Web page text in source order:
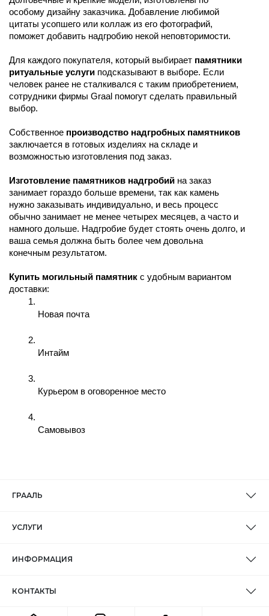
особому дизайну заказчика. Добавление любимой
цитаты усопшего или коллаж из его фотографий,
поможет добавить надгробию некой неповторимости.
Для каждого покупателя, который выбирает памятники
ритуальные услуги подсказывают в выборе. Если
человек ранее не сталкивался с таким приобретением,
сотрудники фирмы Graal помогут сделать правильный
выбор.
Собственное
заключается в готовых изделиях на складе и
возможностью изготовления под заказ.
Изготовление памятников надгробий на заказ
занимает гораздо больше времени, так как камень
нужно заказывать индивидуально, и весь процесс
обычно занимает не менее четырех месяцев, а часто и
намного дольше. Надгробие будет стоять очень долго, и
ваша семья должна быть более чем довольна
конечным результатом.
Купить могильный памятник с удобным вариантом
доставки:
Новая почта
Интайм
Курьером в оговоренное место
Самовывоз
ГРААЛЬ
УСЛУГИ
ИНФОРМАЦИЯ
КОНТАКТЫ